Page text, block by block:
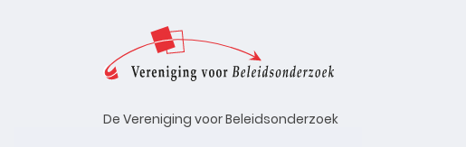
De Vereniging voor Beleidsonderzoek